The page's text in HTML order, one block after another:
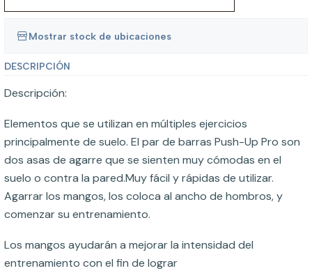
Mostrar stock de ubicaciones
DESCRIPCIÓN
Descripción:
Elementos que se utilizan en múltiples ejercicios
principalmente de suelo. El par de barras Push-Up Pro son
dos asas de agarre que se sienten muy cómodas en el
suelo o contra la pared.Muy fácil y rápidas de utilizar.
Agarrar los mangos, los coloca al ancho de hombros, y
comenzar su entrenamiento.
Los mangos ayudarán a mejorar la intensidad del
entrenamiento con el fin de lograr